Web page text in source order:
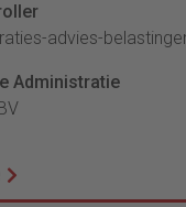
advies-
Administratie